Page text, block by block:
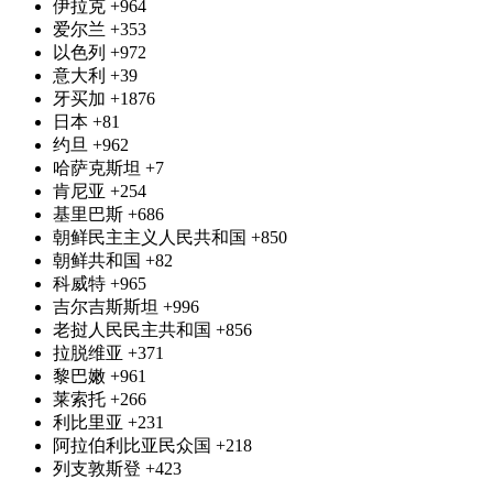
伊拉克 +964
爱尔兰 +353
以色列 +972
意大利 +39
牙买加 +1876
日本 +81
约旦 +962
哈萨克斯坦 +7
肯尼亚 +254
基里巴斯 +686
朝鲜民主主义人民共和国 +850
朝鲜共和国 +82
科威特 +965
吉尔吉斯斯坦 +996
老挝人民民主共和国 +856
拉脱维亚 +371
黎巴嫩 +961
莱索托 +266
利比里亚 +231
阿拉伯利比亚民众国 +218
列支敦斯登 +423